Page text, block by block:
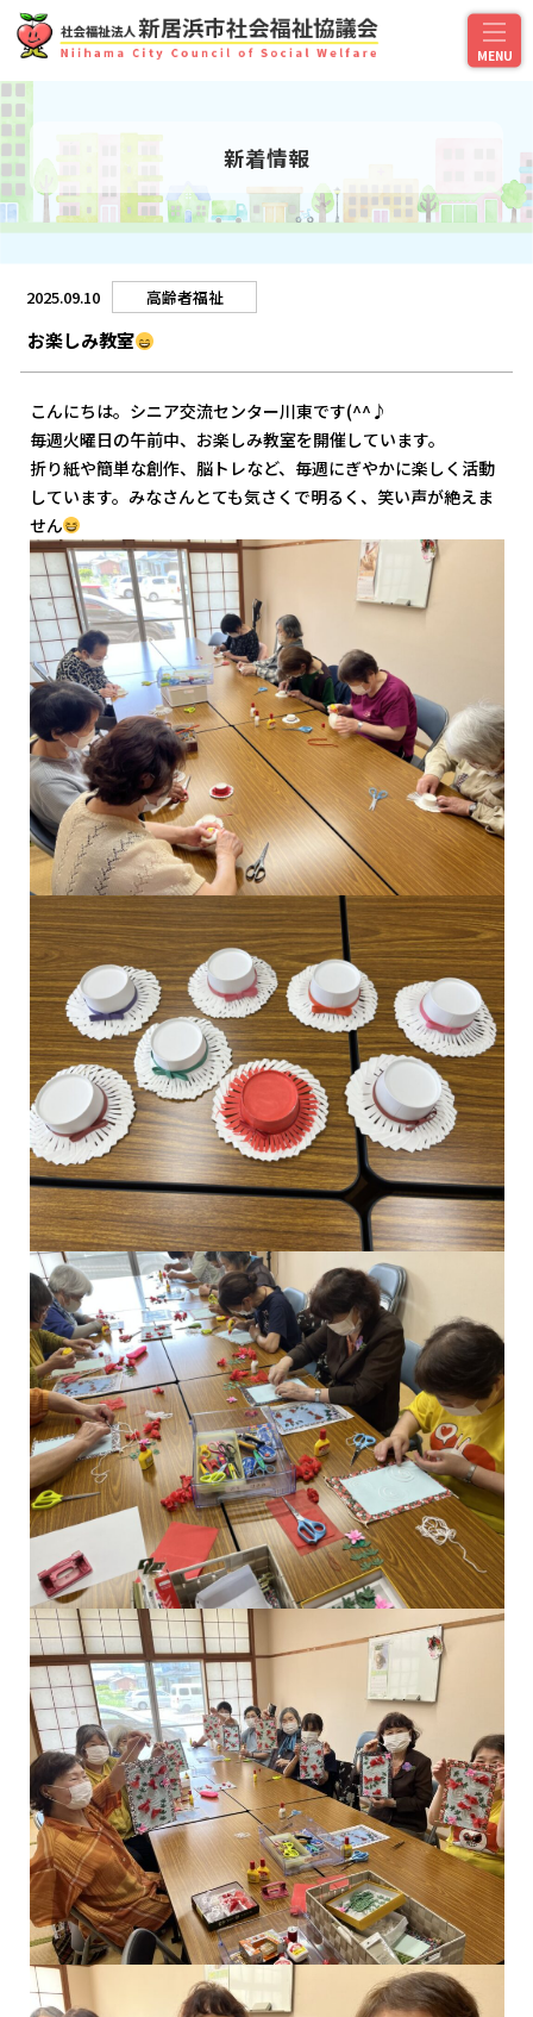
新着情報
2025.09.10 高齢者福祉
お楽しみ教室
こんにちは。シニア交流センター川東です(^^♪
毎週火曜日の午前中、お楽しみ教室を開催しています。
折り紙や簡単な創作、脳トレなど、毎週にぎやかに楽しく活動
しています。みなさんとても気さくで明るく、笑い声が絶えま
せん